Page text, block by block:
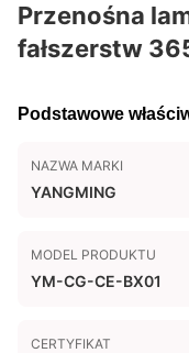
Przenośna
fałszerstw
Podstawowe
NAZWA MARKI
YANGMING
MODEL PRODUKTU
YM-CG-CE-BX01
CERTYFIKAT